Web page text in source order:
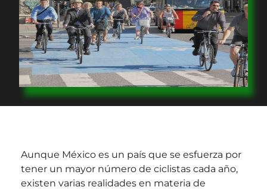
Aunque México es un país que se esfuerza por
tener un mayor número de ciclistas cada año,
existen varias realidades en materia de